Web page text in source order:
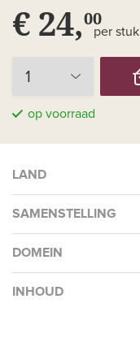
€ 24,00
per stuk
op voorraad
LAND
SAMENSTELLING
DOMEIN
INHOUD